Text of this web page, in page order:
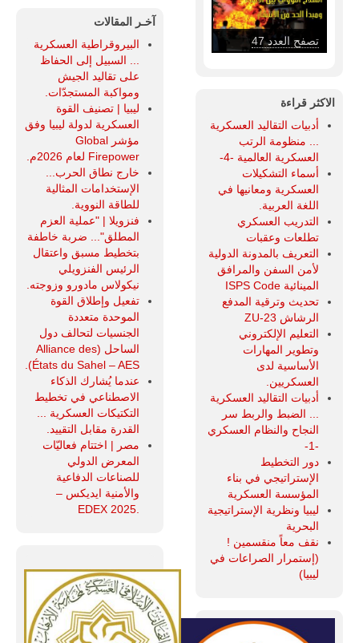
تصفح العدد 46
الاكثر قراءة
أدبيات التقاليد العسكرية
... منظومة الرتب
العسكرية العالمية -4-
أسماء التشكيلات
العسكرية ومعانيها في
اللغة العربية.
التدريب العسكري
تطلعات وعقبات
التعريف بالمدونة الدولية
لأمن السفن والمرافق
المينائية ISPS Code
تحديث وترقية المدفع
الرشاش ZU-23
التعليم الإلكتروني
وتطوير المهارات
الأساسية لدى
العسكريين.
أدبيات التقاليد العسكرية
... الضبط والربط سر
النجاح والنظام العسكري
-1-
دور التخطيط
الإستراتيجي في بناء
المؤسسة العسكرية
ليبيا ونظرية الإستراتيجية
البحرية
نقف معاً منقسمين !
(إستمرار الصراعات في
ليبيا)
آخـر المقالات
البيروقراطية العسكرية
... السبيل إلى الحفاظ
على تقاليد الجيش
ومواكبة المستجدّات.
ليبيا | تصنيف القوة
العسكرية لدولة ليبيا وفق
مؤشر Global
Firepower لعام 2026م.
خارج نطاق الحرب...
الإستخدامات المثالية
للطاقة النووية.
فنزويلا | "عملية العزم
المطلق"... ضربة خاطفة
بتخطيط مسبق واعتقال
الرئيس الفنزويلي
نيكولاس مادورو وزوجته.
تفعيل وإطلاق القوة
الموحدة متعددة
الجنسيات لتحالف دول
الساحل (Alliance des
États du Sahel – AES).
عندما يُشارك الذكاء
الاصطناعي في تخطيط
التكتيكات العسكرية ...
القدرة مقابل التقييد.
مصر | اختتام فعاليّات
المعرض الدولي
للصناعات الدفاعية
والأمنية ايديكس ‒